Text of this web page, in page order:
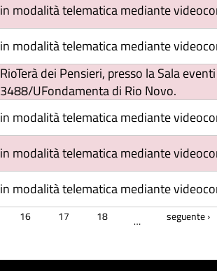
in modalità telematica mediante
in modalità telematica mediante
RioTerà dei Pensieri, presso la Sala
3488/UFondamenta di Rio Novo.
in modalità telematica mediante
in modalità telematica mediante
in modalità telematica mediante
16 17 18 … seguente ›